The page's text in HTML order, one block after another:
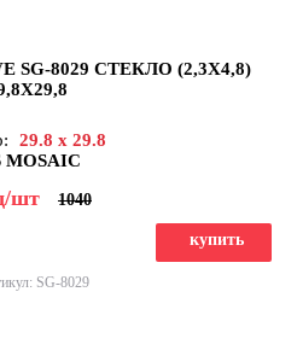
SG-8029 СТЕКЛО (2,3X4,8)
29.8 x 29.8
MOSAIC
/шт 1040
купить
SG-8029